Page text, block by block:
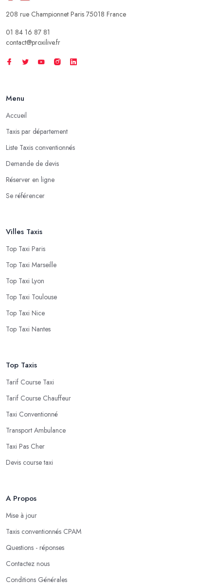
208 rue Championnet Paris 75018 France
01 84 16 87 81
contact@proxilive.fr
Menu
Accueil
Taxis par département
Liste Taxis conventionnés
Demande de devis
Réserver en ligne
Se référencer
Villes Taxis
Top Taxi Paris
Top Taxi Marseille
Top Taxi Lyon
Top Taxi Toulouse
Top Taxi Nice
Top Taxi Nantes
Top Taxis
Tarif Course Taxi
Tarif Course Chauffeur
Taxi Conventionné
Transport Ambulance
Taxi Pas Cher
Devis course taxi
A Propos
Mise à jour
Taxis conventionnés CPAM
Questions - réponses
Contactez nous
Conditions Générales